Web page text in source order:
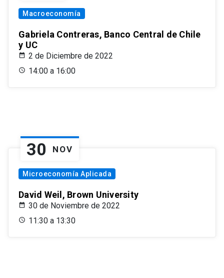
Macroeconomía
Gabriela Contreras, Banco Central de Chile
y UC
2 de Diciembre de 2022
14:00 a 16:00
30 NOV
Microeconomía Aplicada
David Weil, Brown University
30 de Noviembre de 2022
11:30 a 13:30